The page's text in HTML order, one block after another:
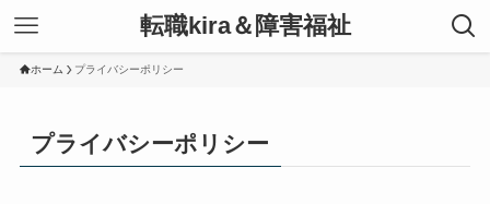
転職kira＆障害福祉
ホーム プライバシーポリシー
プライバシーポリシー